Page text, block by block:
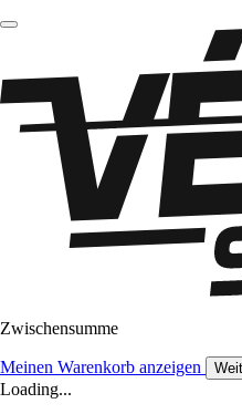
Zwischensumme
Meinen Warenkorb anzeigen
Loading...